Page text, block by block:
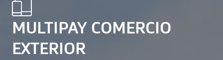
MULTIPAY COMERCIO
EXTERIOR